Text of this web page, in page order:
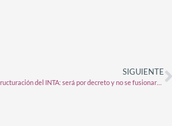
SIGUIENTE
El Gobierno avanza con la reestructuración del INTA: será por decreto y no se fusionará con el INTI